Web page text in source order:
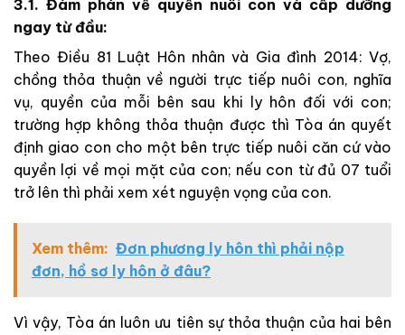
3.1. Đàm phán về quyền nuôi con và cấp dưỡng
ngay từ đầu:
Theo Điều 81 Luật Hôn nhân và Gia đình 2014: Vợ,
chồng thỏa thuận về người trực tiếp nuôi con, nghĩa
vụ, quyền của mỗi bên sau khi ly hôn đối với con;
trường hợp không thỏa thuận được thì Tòa án quyết
định giao con cho một bên trực tiếp nuôi căn cứ vào
quyền lợi về mọi mặt của con; nếu con từ đủ 07 tuổi
trở lên thì phải xem xét nguyện vọng của con.
Xem thêm: Đơn phương ly hôn thì phải nộp
đơn, hồ sơ ly hôn ở đâu?
Vì vậy, Tòa án luôn ưu tiên sự thỏa thuận của hai bên